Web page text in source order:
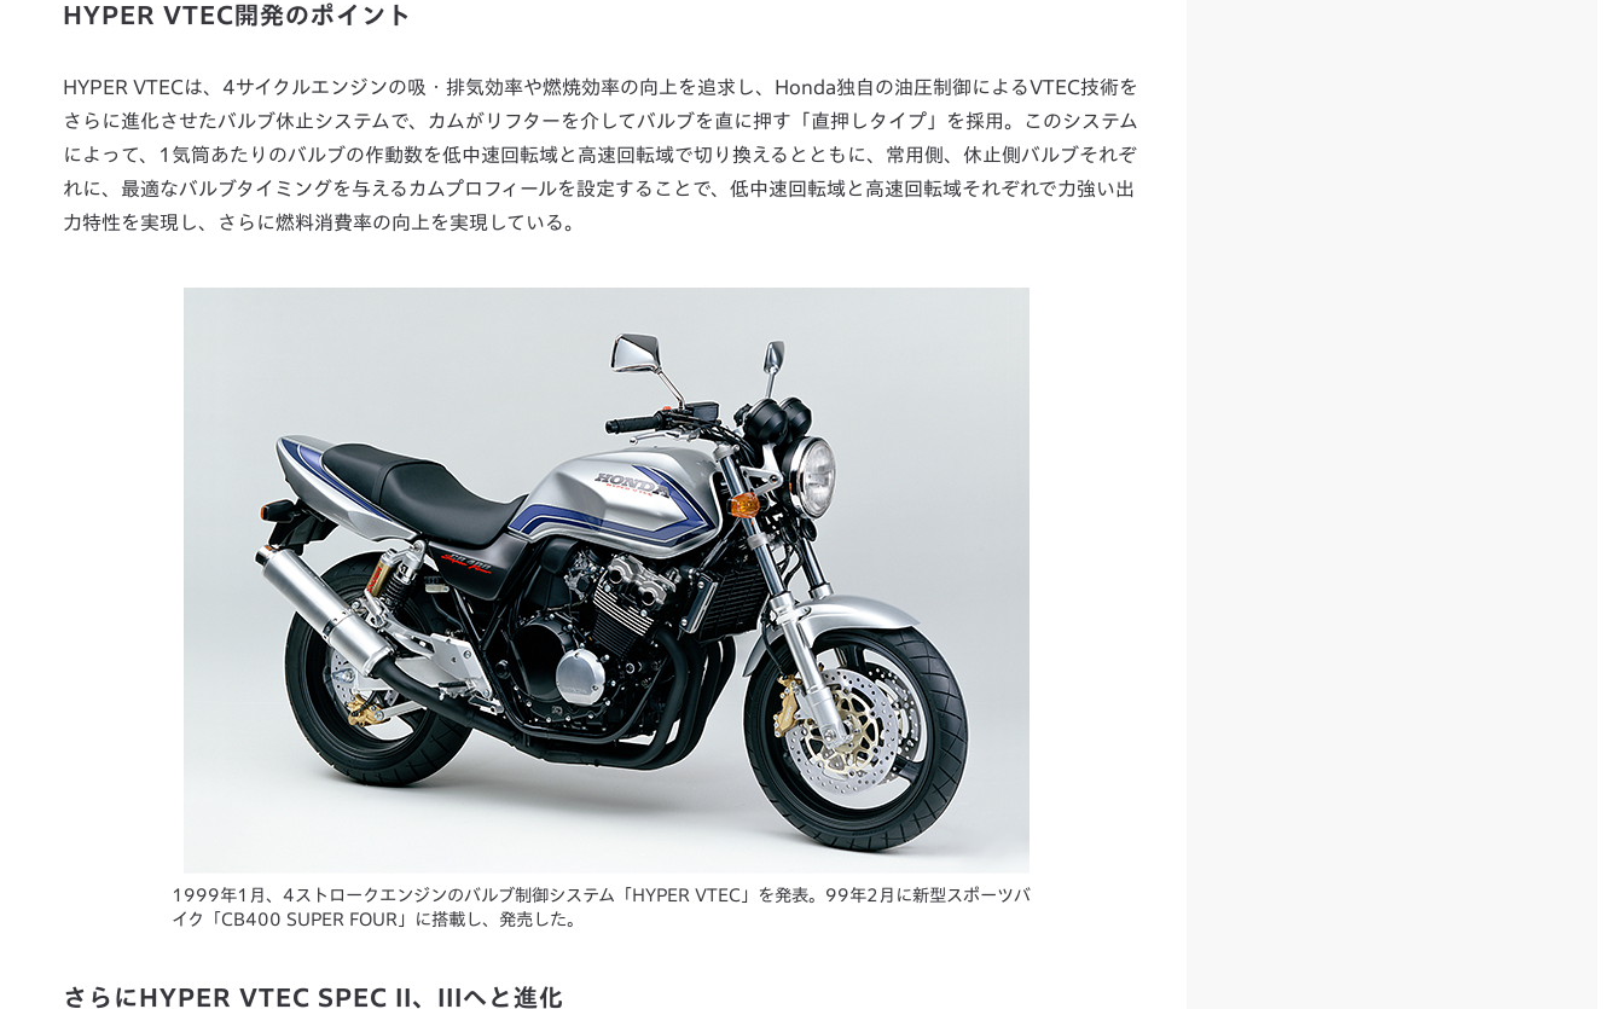
HYPER VTEC開発のポイント
HYPER VTECは、4サイクルエンジンの吸・排気効率や燃焼効率の向上を追求し、Honda独自の油圧制御によるVTEC技術を
さらに進化させたバルブ休止システムで、カムがリフターを介してバルブを直に押す「直押しタイプ」を採用。このシステム
によって、1気筒あたりのバルブの作動数を低中速回転域と高速回転域で切り換えるとともに、常用側、休止側バルブそれぞ
れに、最適なバルブタイミングを与えるカムプロフィールを設定することで、低中速回転域と高速回転域それぞれで力強い出
力特性を実現し、さらに燃料消費率の向上を実現している。
1999年1月、4ストロークエンジンのバルブ制御システム「HYPER VTEC」を発表。99年2月に新型スポーツバ
イク「CB400 SUPER FOUR」に搭載し、発売した。
さらにHYPER VTEC SPEC II、IIIへと進化